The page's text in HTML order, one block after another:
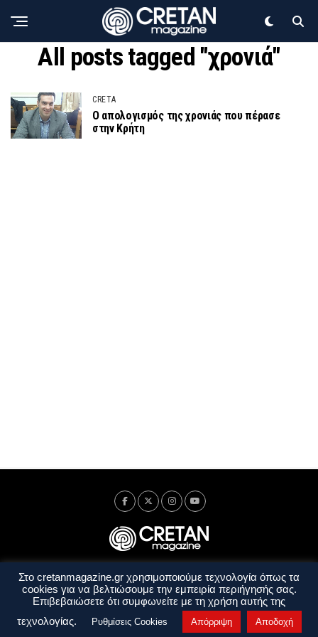
All posts tagged "χρονιά"
CRETA
Ο απολογισμός της χρονιάς που πέρασε
στην Κρήτη
Ταυτότητα Πολιτική Απορρήτου
Όροι Χρήσης
Όροι και Προϋποθέσεις
Στο cretanmagazine.gr χρησιμοποιούμε τεχνολογία όπως τα
cookies για να βελτιώσουμε την εμπειρία περιήγησής σας.
Επιβεβαιώσετε ότι συμφωνείτε με τη χρήση αυτής της
τεχνολογίας.
Ρυθμίσεις Cookies Απόρριψη Αποδοχή